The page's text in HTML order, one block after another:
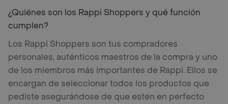
¿Quiénes son los Rappi Shoppers y qué función
cumplen?
Los Rappi Shoppers son tus compradores
personales, auténticos maestros de la compra y uno
de los miembros más importantes de Rappi. Ellos se
encargan de seleccionar todos los productos que
pediste asegurándose de que estén en perfecto